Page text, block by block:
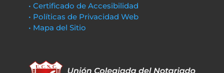
• Certificado de Accesibilidad
• Políticas de Privacidad Web
• Mapa del Sitio